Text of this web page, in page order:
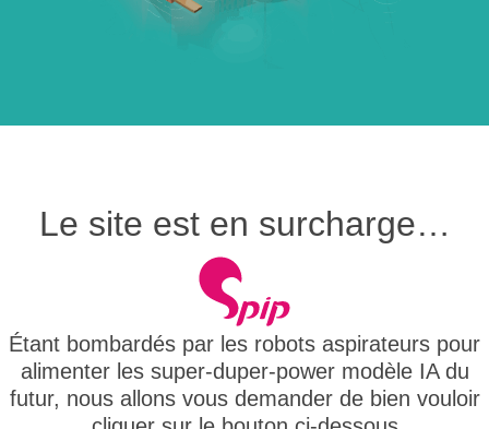
Le site est en surcharge…
Étant bombardés par les robots aspirateurs pour
alimenter les super-duper-power modèle IA du
futur, nous allons vous demander de bien vouloir